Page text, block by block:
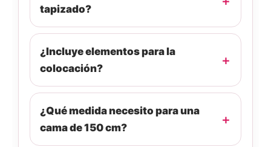
tapizado?
¿Incluye elementos para la
colocación?
¿Qué medida necesito para una
cama de 150 cm?